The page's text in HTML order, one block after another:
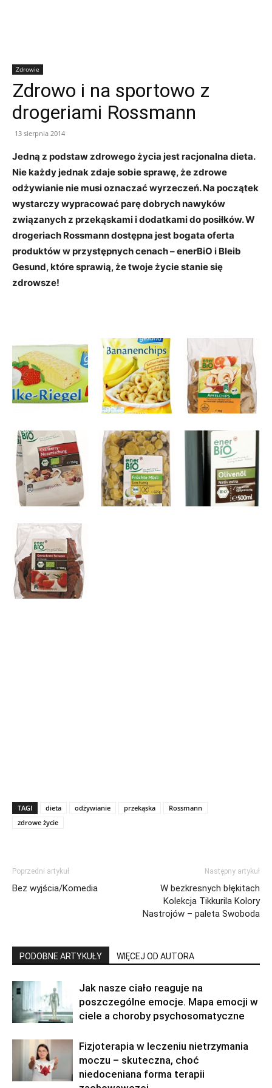
Zdrowie
Zdrowo i na sportowo z
drogeriami Rossmann
13 sierpnia 2014
Jedną z podstaw zdrowego życia jest racjonalna dieta.
Nie każdy jednak zdaje sobie sprawę, że zdrowe
odżywianie nie musi oznaczać wyrzeczeń. Na początek
wystarczy wypracować parę dobrych nawyków
związanych z przekąskami i dodatkami do posiłków. W
drogeriach Rossmann dostępna jest bogata oferta
produktów w przystępnych cenach – enerBiO i Bleib
Gesund, które sprawią, że twoje życie stanie się
zdrowsze!
TAGI dieta odżywianie przekąska
Rossmann
zdrowe życie
Poprzedni artykuł
Bez wyjścia/Komedia
Następny artykuł
W bezkresnych błękitach
Kolekcja Tikkurila Kolory
Nastrojów – paleta Swoboda
PODOBNE ARTYKUŁY WIĘCEJ OD AUTORA
Jak nasze ciało reaguje na
poszczególne emocje. Mapa emocji w
ciele a choroby psychosomatyczne
Fizjoterapia w leczeniu nietrzymania
moczu – skuteczna, choć
niedoceniana forma terapii